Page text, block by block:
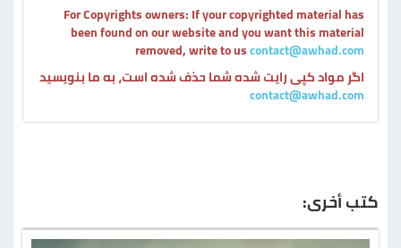
For Copyrights owners: If your copyrighted material has
been found on our website and you want this material
removed, write to uscontact@awhad.com
اگر مواد کپی رایت شده شما حذف شده است، به ما بنویسید
contact@awhad.com
كتب أخرى: